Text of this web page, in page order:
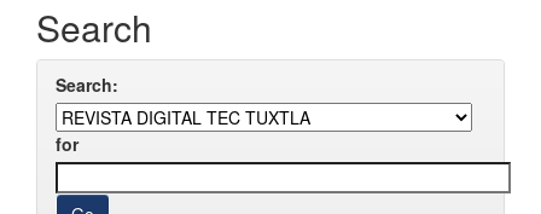
Search
Search:
for